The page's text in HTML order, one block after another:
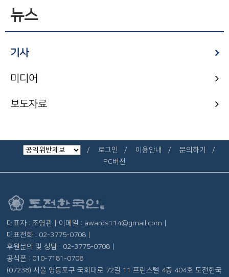
뉴스
기사
미디어
보도자료
로그인 이용안내
문의하기
PC버전
대표자 : 조영관 | 이메일 : awards114@gmail.com |
대표전화 : 02-3775-0708 |
후원문의 및 상담 : 02-3775-0708 |
공식폰 : 010-7181-0708
(07238) 서울 영등포구 국회대로 72길 11 프린스텔 4층 404호 도전한국